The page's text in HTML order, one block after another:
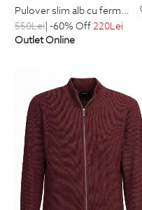
pulover slim alb cu fermoar din bumbac si amestec
550Lei| -60% Off 220Lei
Outlet Online